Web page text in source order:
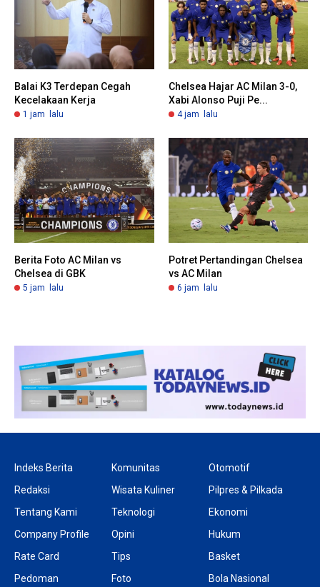
Balai K3 Terdepan Cegah
Kecelakaan Kerja
1 jam lalu
Chelsea Hajar AC Milan 3-0,
Xabi Alonso Puji Pe...
4 jam lalu
Berita Foto AC Milan vs
Chelsea di GBK
5 jam lalu
Potret Pertandingan Chelsea
vs AC Milan
6 jam lalu
Indeks Berita
Redaksi
Tentang Kami
Company Profile
Rate Card
Pedoman
Komunitas
Wisata Kuliner
Teknologi
Opini
Tips
Foto
Otomotif
Pilpres & Pilkada
Ekonomi
Hukum
Basket
Bola Nasional